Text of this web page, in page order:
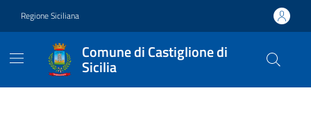
Regione Siciliana
Comune di Castiglione di
Sicilia